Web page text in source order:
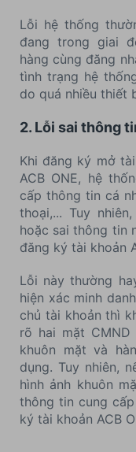
Lỗi hệ thống
đang trong giai
hàng cùng đăng
tình trạng hệ
do quá nhiều thiết
2. Lỗi sai thông
Khi đăng ký mở
ACB ONE, hệ
cấp thông tin cá
thoại,... Tuy
hoặc sai thông tin
đăng ký tài khoản
Lỗi này thường
hiện xác minh
chủ tài khoản thì
rõ hai mặt
khuôn mặt và
dụng. Tuy nhiên,
hình ảnh khuôn
thông tin cung
ký tài khoản ACB